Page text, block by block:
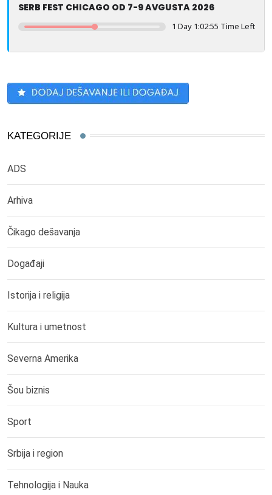
SERB FEST CHICAGO OD 7-9 AVGUSTA 2026
1 Day 1:02:54 Time Left
KATEGORIJE
ADS
Arhiva
Čikago dešavanja
Događaji
Istorija i religija
Kultura i umetnost
Severna Amerika
Šou biznis
Sport
Srbija i region
Tehnologija i Nauka